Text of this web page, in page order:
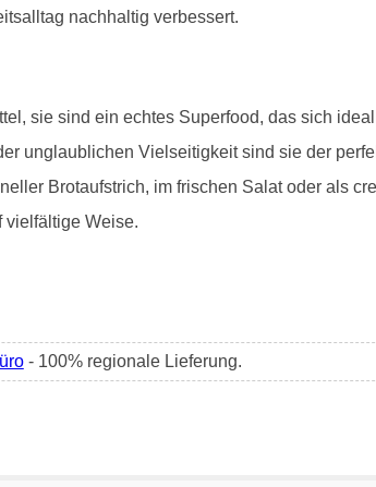
nachhaltig verbessert.
sie sind ein echtes Superfood, das sich
unglaublichen Vielseitigkeit sind sie der
Brotaufstrich, im frischen Salat oder als
vielfältige Weise.
- 100% regionale Lieferung.